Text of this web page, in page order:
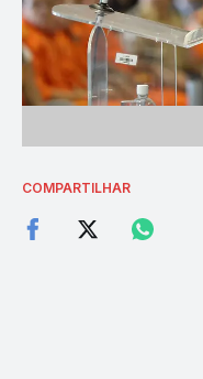
COMPARTILHAR